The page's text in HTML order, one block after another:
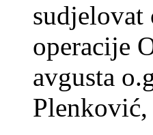
sudjelovat
operacije
avgusta